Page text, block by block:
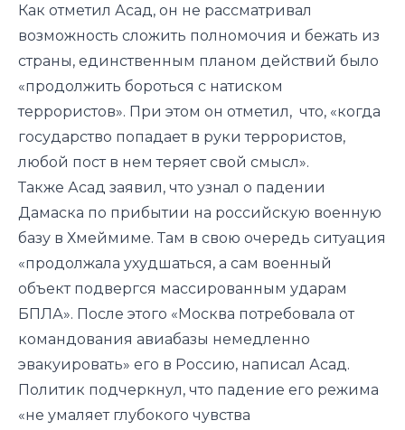
Как отметил Асад, он не рассматривал
возможность сложить полномочия и бежать из
страны, единственным планом действий было
«продолжить бороться с натиском
террористов». При этом он отметил, что, «когда
государство попадает в руки террористов,
любой пост в нем теряет свой смысл».
Также Асад заявил, что узнал о падении
Дамаска по прибытии на российскую военную
базу в Хмеймиме. Там в свою очередь ситуация
«продолжала ухудшаться, а сам военный
объект подвергся массированным ударам
БПЛА». После этого «Москва потребовала от
командования авиабазы немедленно
эвакуировать» его в Россию, написал Асад.
Политик подчеркнул, что падение его режима
«не умаляет глубокого чувства